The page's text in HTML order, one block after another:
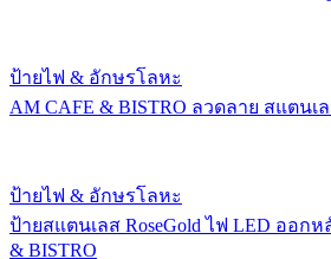
ป้ายไฟ & อักษรโลหะ
AM CAFE & BISTRO ลวดลาย สแตนเ
ป้ายไฟ & อักษรโลหะ
ป้ายสแตนเลส RoseGold ไฟ LED ออก
& BISTRO